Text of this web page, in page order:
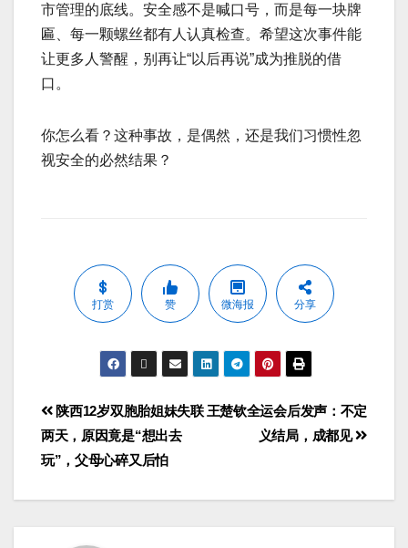
市管理的底线。安全感不是喊口号，而是每一块牌
匾、每一颗螺丝都有人认真检查。希望这次事件能
让更多人警醒，别再让“以后再说”成为推脱的借
口。
你怎么看？这种事故，是偶然，还是我们习惯性忽
视安全的必然结果？
打赏 赞 微海报 分享
王楚钦全运会后发声：不定
义结局，成都见
陕西12岁双胞胎姐妹失联
两天，原因竟是“想出去
玩”，父母心碎又后怕